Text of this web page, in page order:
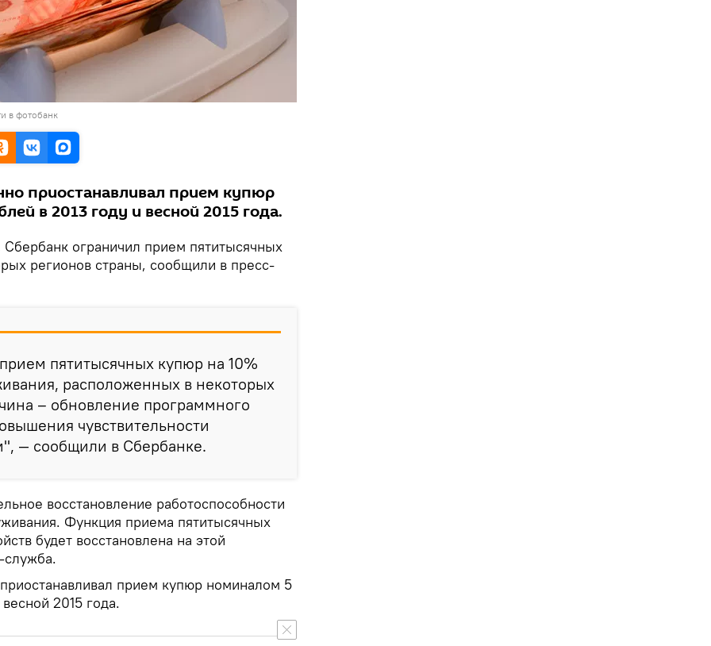
в фотобанк
приостанавливал прием купюр
в 2013 году и весной 2015 года.
Сбербанк ограничил прием пятитысячных
регионов страны, сообщили в пресс-
пятитысячных купюр на 10%
расположенных в некоторых
– обновление программного
чувствительности
— сообщили в Сбербанке.
восстановление работоспособности
Функция приема пятитысячных
будет восстановлена на этой
служба.
прием купюр номиналом 5
2015 года.